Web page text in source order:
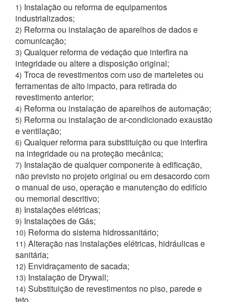
1) Instalação ou reforma de equipamentos
industrializados;
2) Reforma ou instalação de aparelhos de dados e
comunicação;
3) Qualquer reforma de vedação que interfira na
integridade ou altere a disposição original;
4) Troca de revestimentos com uso de marteletes ou
ferramentas de alto impacto, para retirada do
revestimento anterior;
4) Reforma ou instalação de aparelhos de automação;
5) Reforma ou instalação de ar-condicionado exaustão
e ventilação;
6) Qualquer reforma para substituição ou que interfira
na integridade ou na proteção mecânica;
7) Instalação de qualquer componente à edificação,
não previsto no projeto original ou em desacordo com
o manual de uso, operação e manutenção do edifício
ou memorial descritivo;
8) Instalações elétricas;
9) Instalações de Gás;
10) Reforma do sistema hidrossanitário;
11) Alteração nas instalações elétricas, hidráulicas e
sanitária;
12) Envidraçamento de sacada;
13) Instalação de Drywall;
14) Substituição de revestimentos no piso, parede e
teto